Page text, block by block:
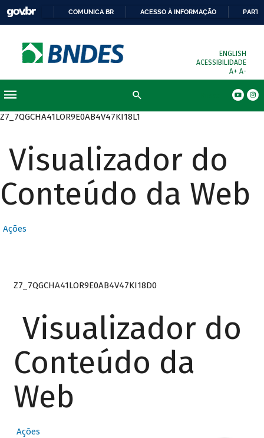
COMUNICA BR ACESSO À INFORMAÇÃO
ENGLISH
ACESSIBILIDADE
A+ A-
Z7_7QGCHA41LOR9E0AB4V47KI18L1
Visualizador do
Conteúdo da Web
Ações
Z7_7QGCHA41LOR9E0AB4V47KI18D0
Visualizador do
Conteúdo da
Web
Ações